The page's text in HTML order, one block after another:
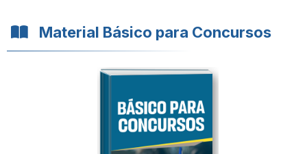
Material Básico para Concursos